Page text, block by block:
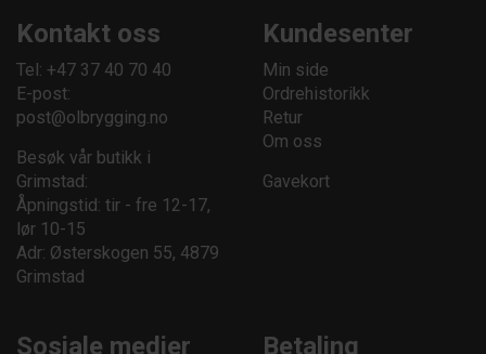
Kontakt oss
Tel: +47 37 40 70 40
E-post:
post@olbrygging.no
Besøk vår butikk i
Grimstad:
Åpningstid: tir - fre 12-17,
lør 10-15
Adr: Østerskogen 55, 4879
Grimstad
Kundesenter
Min side
Ordrehistorikk
Retur
Om oss
Gavekort
Sosiale medier Betaling